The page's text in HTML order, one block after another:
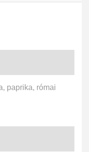
paprika, római